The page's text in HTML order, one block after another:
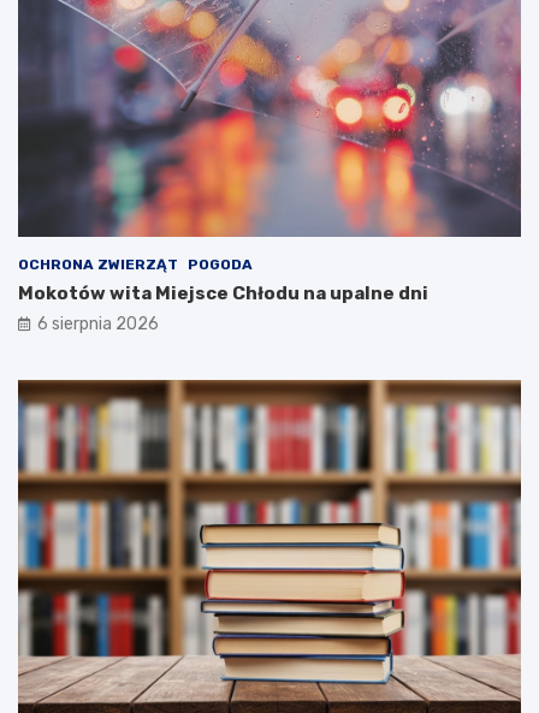
OCHRONA ZWIERZĄT POGODA
Mokotów wita Miejsce Chłodu na upalne dni
6 sierpnia 2026